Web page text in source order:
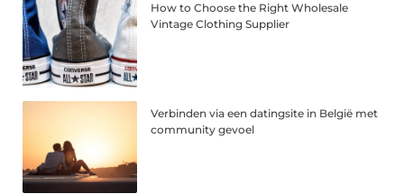
How to Choose the Right Wholesale
Vintage Clothing Supplier
Verbinden via een datingsite in België met
community gevoel